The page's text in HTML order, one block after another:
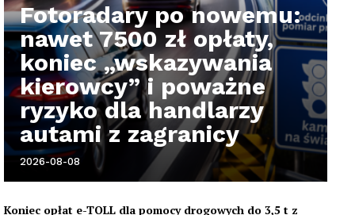
Fotoradary po nowemu:
nawet 7500 zł opłaty,
koniec „wskazywania
kierowcy” i poważne
ryzyko dla handlarzy
autami z zagranicy
2026-08-08
Koniec opłat e-TOLL dla pomocy drogowych do 3,5 t z